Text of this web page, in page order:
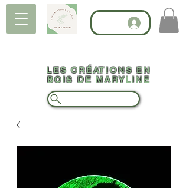
LES CRÉATIONS EN
BOIS DE MARYLINE